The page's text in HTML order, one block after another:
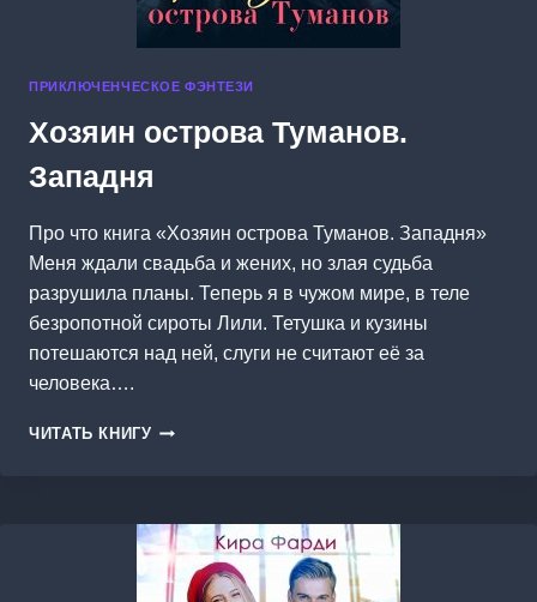
ПРИКЛЮЧЕНЧЕСКОЕ ФЭНТЕЗИ
Хозяин острова Туманов.
Западня
Про что книга «Хозяин острова Туманов. Западня»
Меня ждали свадьба и жених, но злая судьба
разрушила планы. Теперь я в чужом мире, в теле
безропотной сироты Лили. Тетушка и кузины
потешаются над ней, слуги не считают её за
человека….
ЧИТАТЬ КНИГУ ХОЗЯИН